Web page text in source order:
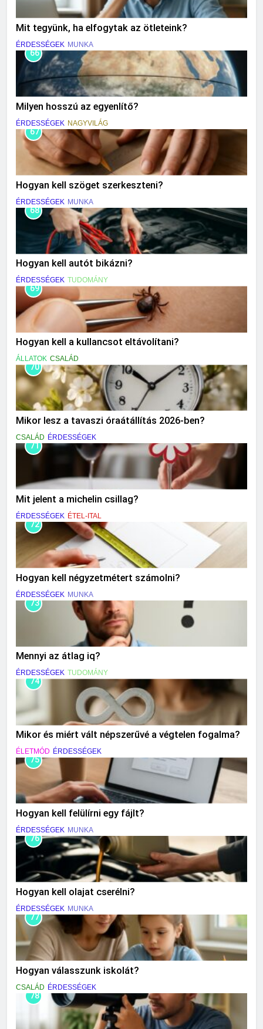
Mit tegyünk, ha elfogytak az ötleteink?
ÉRDESSÉGEK MUNKA
66
Milyen hosszú az egyenlítő?
ÉRDESSÉGEK NAGYVILÁG
67
Hogyan kell szöget szerkeszteni?
ÉRDESSÉGEK MUNKA
68
Hogyan kell autót bikázni?
ÉRDESSÉGEK TUDOMÁNY
69
Hogyan kell a kullancsot eltávolítani?
ÁLLATOK CSALÁD
70
Mikor lesz a tavaszi óraátállítás 2026-ben?
CSALÁD ÉRDESSÉGEK
71
Mit jelent a michelin csillag?
ÉRDESSÉGEK ÉTEL-ITAL
72
Hogyan kell négyzetmétert számolni?
ÉRDESSÉGEK MUNKA
73
Mennyi az átlag iq?
ÉRDESSÉGEK TUDOMÁNY
74
Mikor és miért vált népszerűvé a végtelen fogalma?
ÉLETMÓD ÉRDESSÉGEK
75
Hogyan kell felülírni egy fájlt?
ÉRDESSÉGEK MUNKA
76
Hogyan kell olajat cserélni?
ÉRDESSÉGEK MUNKA
77
Hogyan válasszunk iskolát?
CSALÁD ÉRDESSÉGEK
78